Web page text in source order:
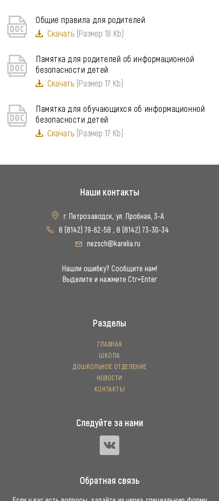
Общие правила для родителей
Скачать (Размер 18 Kb)
Памятка для родителей об информационной
безопасности детей
Скачать (Размер 17 Kb)
Памятка для обучающихся об информационной
безопасности детей
Скачать (Размер 17 Kb)
Наши контакты
г. Петрозаводск, ул. Пробная, 3-А
8 (8142) 79-62-58 , 8 (8142) 73-30-34
nezsch@karelia.ru
Нашли ошибку? Сообщите нам!
Выделите и нажмите Ctr+Enter
Разделы
ГЛАВНАЯ
ШКОЛА
ДОШКОЛЬНОЕ ОТДЕЛЕНИЕ
НОВОСТИ
КОНТАКТЫ
Следуйте за нами
Обратная связь